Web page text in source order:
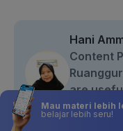
Hani
Content
are
can learn
Mau materi lebih
belajar lebih seru!